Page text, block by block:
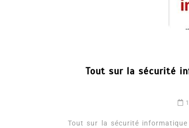
Tout sur la sécurité
Tout sur la sécurité
Dans Romance
6 Juil 2026 0 3